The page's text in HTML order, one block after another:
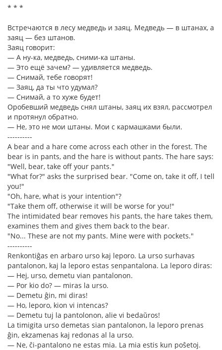
* * *
Встречаются в лесу медведь и заяц. Медведь — в штанах, а
заяц — без штанов.
Заяц говорит:
— А ну-ка, медведь, сними-ка штаны.
— Это ещё зачем? — удивляется медведь.
— Снимай, тебе говорят!
— Заяц, да ты что удумал?
— Снимай, а то хуже будет!
Оробевший медведь снял штаны, заяц их взял, рассмотрел
и протянул обратно.
— Не, это не мои штаны. Мои с кармашками были.
----------
A bear and a hare come across each other in the forest. The
bear is in pants, and the hare is without pants. The hare says:
"Well, bear, take off your pants."
"What for?" asks the surprised bear. "Come on, take it off, I tell
you!"
"Oh, hare, what is your intention"?
"Take them off, otherwise it will be worse for you!"
The intimidated bear removes his pants, the hare takes them,
examines them and gives them back to the bear.
"No... These are not my pants. Mine were with pockets."
----------
Renkontiĝas en arbaro urso kaj leporo. La urso surhavas
pantalonon, kaj la leporo estas senpantalona. La leporo diras:
— Hej, urso, demetu vian pantalonon.
— Por kio do? — miras la urso.
— Demetu ĝin, mi diras!
— Ho, leporo, kion vi intencas?
— Demetu tuj la pantolonon, alie vi bedaŭros!
La timigita urso demetas sian pantalonon, la leporo prenas
ĝin, ekzamenas kaj redonas al la urso.
— Ne, ĉi-pantalono ne estas mia. La mia estis kun poŝetoj.